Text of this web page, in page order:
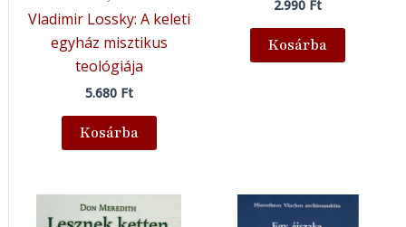
Vladimir Lossky: A keleti
egyház misztikus
teológiája
5.680 Ft
Kosárba
2.990 Ft
Kosárba